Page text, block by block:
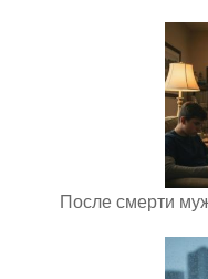
После смерти